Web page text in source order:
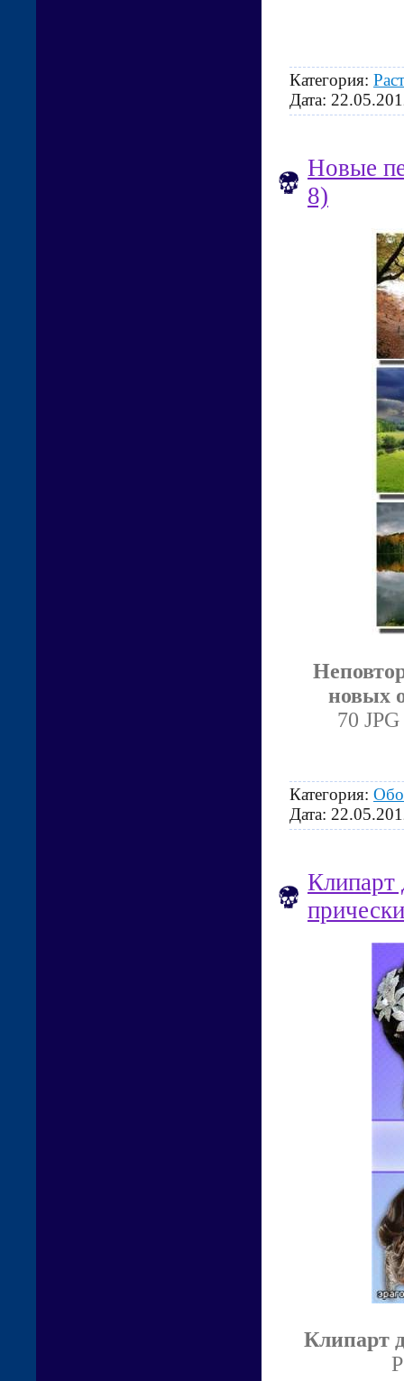
Категория:
Дата:
Новые
8)
новых
70
Категория:
Дата:
Клипарт
прически
Клипарт